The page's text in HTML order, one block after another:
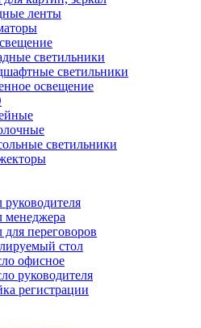
ленты
светильники
светильники
освещение
светильники
руководителя
менеджера
для переговоров
стол
офисное
руководителя
регистрации